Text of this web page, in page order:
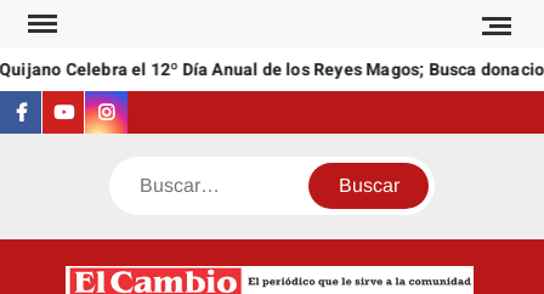
Saltar
contenidoCelebra el 12º Día Anual de los Reyes Magos; Busca
Facebook
YoutubeInstagram
Buscar